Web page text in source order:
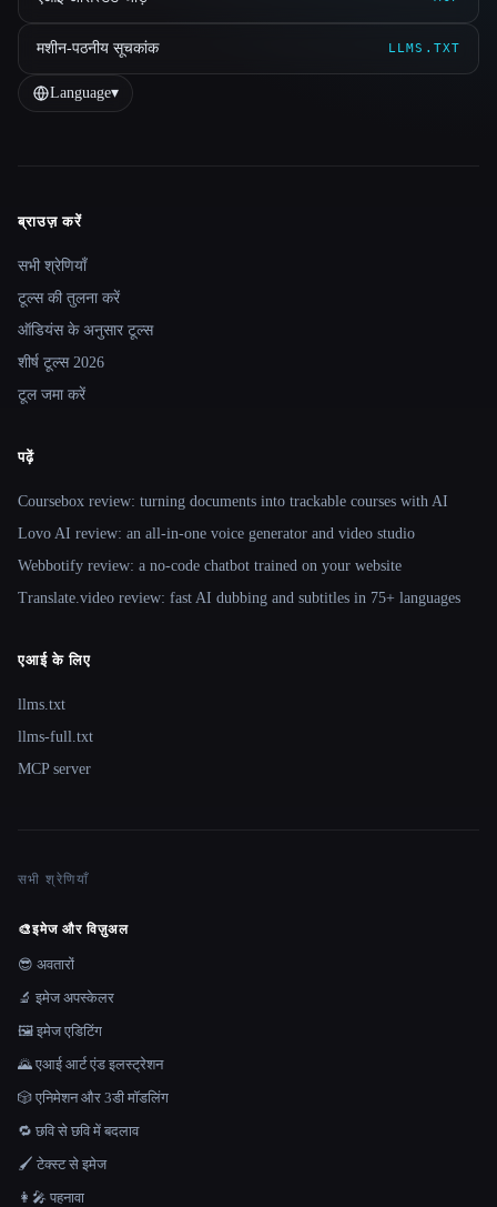
मशीन-पठनीय सूचकांक LLMS.TXT
Language▾
Site navigation
ब्राउज़ करें
सभी श्रेणियाँ
टूल्स की तुलना करें
ऑडियंस के अनुसार टूल्स
शीर्ष टूल्स 2026
टूल जमा करें
पढ़ें
Coursebox review: turning documents into trackable courses with AI
Lovo AI review: an all-in-one voice generator and video studio
Webbotify review: a no-code chatbot trained on your website
Translate.video review: fast AI dubbing and subtitles in 75+ languages
एआई के लिए
llms.txt
llms-full.txt
MCP server
सभी श्रेणियाँ
🎨इमेज और विज़ुअल
😎 अवतारों
🔬 इमेज अपस्केलर
🖼️ इमेज एडिटिंग
🌄 एआई आर्ट एंड इलस्ट्रेशन
🎲 एनिमेशन और 3डी मॉडलिंग
🔁 छवि से छवि में बदलाव
🖌️ टेक्स्ट से इमेज
👩‍🎤 पहनावा